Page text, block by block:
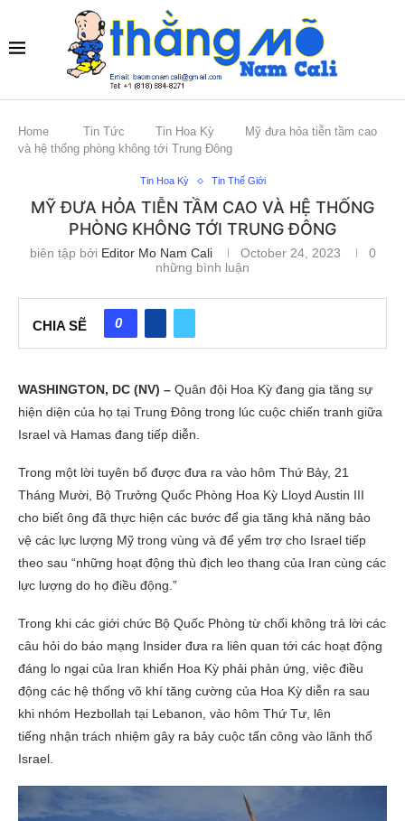
Home Tin Tức Tin Hoa Kỳ
Mỹ đưa hỏa tiễn tầm cao
và hệ thống phòng không tới Trung Đông
Tin Hoa Kỳ Tin Thế Giới
MỸ ĐƯA HỎA TIỄN TẦM CAO VÀ HỆ THỐNG
PHÒNG KHÔNG TỚI TRUNG ĐÔNG
biên tập bởi Editor Mo Nam Cali October 24, 2023
0
những bình luận
CHIA SẼ 0
WASHINGTON, DC (NV) – Quân đội Hoa Kỳ đang gia tăng sự
hiện diện của họ tại Trung Đông trong lúc cuộc chiến tranh giữa
Israel và Hamas đang tiếp diễn.
Trong một lời tuyên bố được đưa ra vào hôm Thứ Bảy, 21
Tháng Mười, Bộ Trưởng Quốc Phòng Hoa Kỳ Lloyd Austin III
cho biết ông đã thực hiện các bước để gia tăng khả năng bảo
vệ các lực lượng Mỹ trong vùng và để yểm trợ cho Israel tiếp
theo sau “những hoạt động thù địch leo thang của Iran cùng các
lực lượng do họ điều động.”
Trong khi các giới chức Bộ Quốc Phòng từ chối không trả lời các
câu hỏi do báo mạng Insider đưa ra liên quan tới các hoạt động
đáng lo ngại của Iran khiến Hoa Kỳ phải phản ứng, việc điều
động các hệ thống võ khí tăng cường của Hoa Kỳ diễn ra sau
khi nhóm Hezbollah tại Lebanon, vào hôm Thứ Tư, lên
tiếng nhận trách nhiệm gây ra bảy cuộc tấn công vào lãnh thổ
Israel.